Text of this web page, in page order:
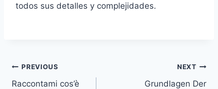
todos sus detalles y complejidades.
PREVIOUS
Raccontami cos’è
NEXT
Grundlagen Der